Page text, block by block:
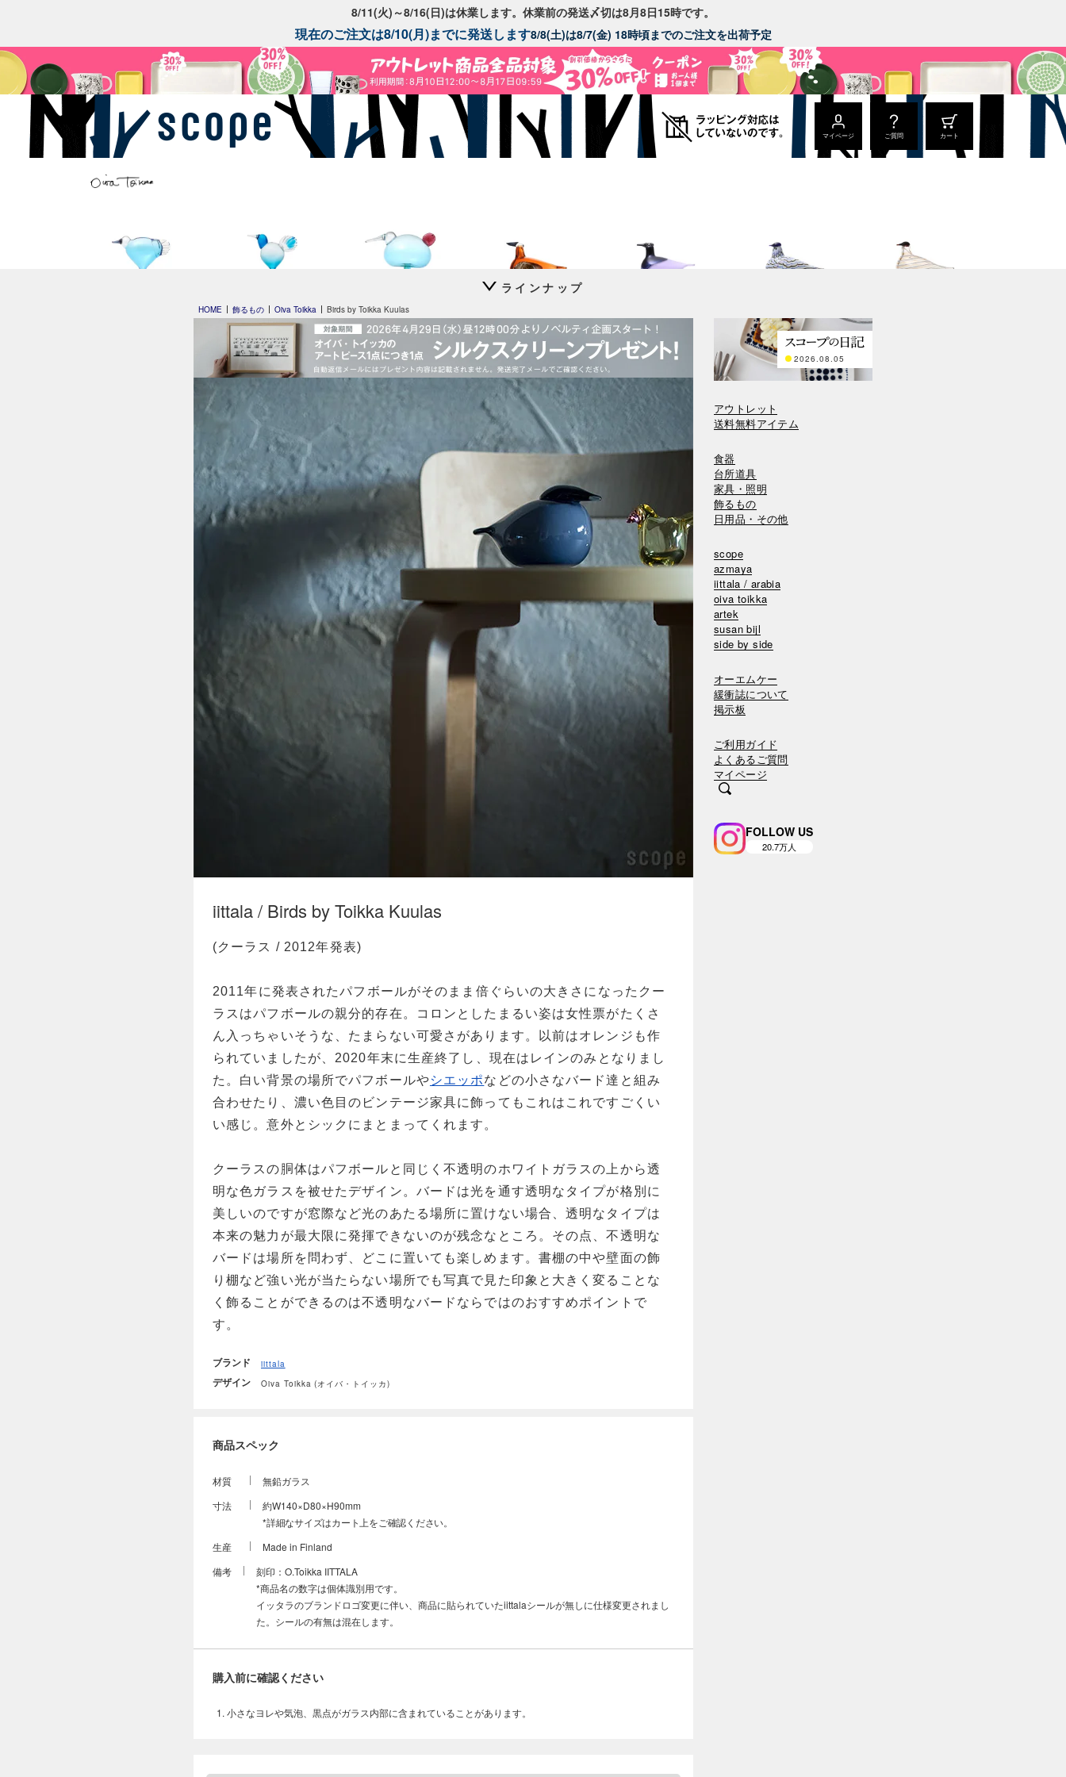
8/11(火)～8/16(日)は休業します。休業前の発送〆切は8月8日15時です。
現在のご注文は8/10(月)までに発送します8/8(土)は8/7(金) 18時頃までのご注文を出荷予定
マイページ ご質問 カート
ラインナップ
HOME 飾るもの Oiva Toikka Birds by Toikka Kuulas
iittala / Birds by Toikka Kuulas
(クーラス / 2012年発表)
2011年に発表されたパフボールがそのまま倍ぐらいの大きさになったクー
ラスはパフボールの親分的存在。コロンとしたまるい姿は女性票がたくさ
ん入っちゃいそうな、たまらない可愛さがあります。以前はオレンジも作
られていましたが、2020年末に生産終了し、現在はレインのみとなりまし
た。白い背景の場所でパフボールやシエッポなどの小さなバード達と組み
合わせたり、濃い色目のビンテージ家具に飾ってもこれはこれですごくい
い感じ。意外とシックにまとまってくれます。
クーラスの胴体はパフボールと同じく不透明のホワイトガラスの上から透
明な色ガラスを被せたデザイン。バードは光を通す透明なタイプが格別に
美しいのですが窓際など光のあたる場所に置けない場合、透明なタイプは
本来の魅力が最大限に発揮できないのが残念なところ。その点、不透明な
バードは場所を問わず、どこに置いても楽しめます。書棚の中や壁面の飾
り棚など強い光が当たらない場所でも写真で見た印象と大きく変ることな
く飾ることができるのは不透明なバードならではのおすすめポイントで
す。
ブランド iittala
デザイン Oiva Toikka (オイバ・トイッカ)
商品スペック
材質
無鉛ガラス
寸法
約W140×D80×H90mm
*詳細なサイズはカート上をご確認ください。
生産
Made in Finland
備考
刻印：O.Toikka IITTALA
*商品名の数字は個体識別用です。
イッタラのブランドロゴ変更に伴い、商品に貼られていたiittalaシールが無しに仕様変更されまし
た。シールの有無は混在します。
購入前に確認ください
小さなヨレや気泡、黒点がガラス内部に含まれていることがあります。
2026.08.05
アウトレット
送料無料アイテム
食器
台所道具
家具・照明
飾るもの
日用品・その他
scope
azmaya
iittala / arabia
oiva toikka
artek
susan bijl
side by side
オーエムケー
緩衝誌について
掲示板
ご利用ガイド
よくあるご質問
マイページ
FOLLOW US